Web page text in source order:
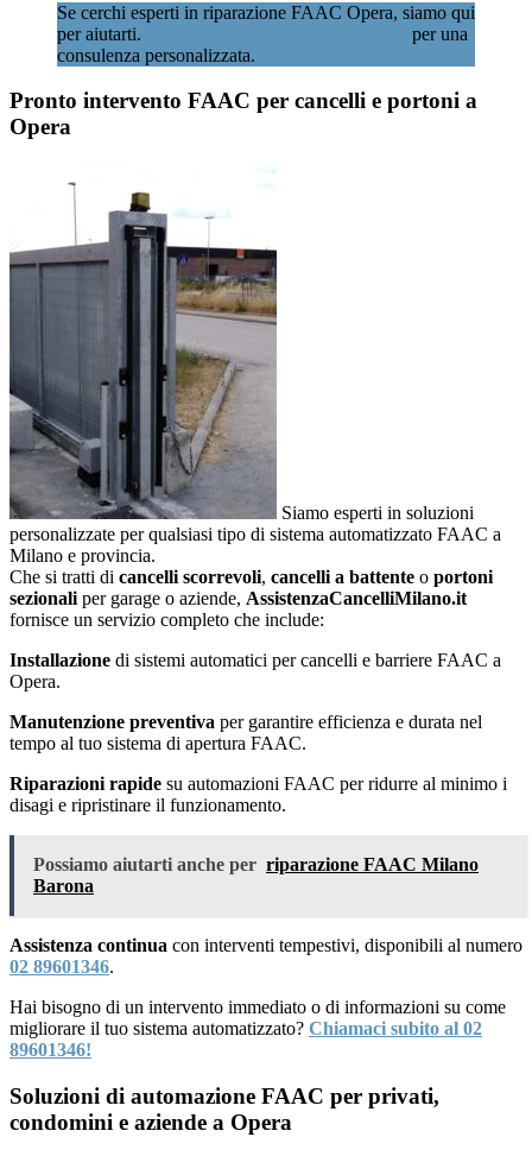
Se cerchi esperti in riparazione FAAC Opera, siamo qui
per aiutarti.
per una
consulenza personalizzata.
Pronto intervento FAAC per cancelli e portoni a
Opera
Siamo esperti in soluzioni
personalizzate per qualsiasi tipo di sistema automatizzato FAAC a
Milano e provincia.
Che si tratti di cancelli scorrevoli, cancelli a battente o portoni
sezionali per garage o aziende, AssistenzaCancelliMilano.it
fornisce un servizio completo che include:
Installazione di sistemi automatici per cancelli e barriere FAAC a
Opera.
Manutenzione preventiva per garantire efficienza e durata nel
tempo al tuo sistema di apertura FAAC.
Riparazioni rapide su automazioni FAAC per ridurre al minimo i
disagi e ripristinare il funzionamento.
Possiamo aiutarti anche per riparazione FAAC Milano
Barona
Assistenza continua con interventi tempestivi, disponibili al numero
02 89601346.
Hai bisogno di un intervento immediato o di informazioni su come
migliorare il tuo sistema automatizzato? Chiamaci subito al 02
89601346!
Soluzioni di automazione FAAC per privati,
condomini e aziende a Opera